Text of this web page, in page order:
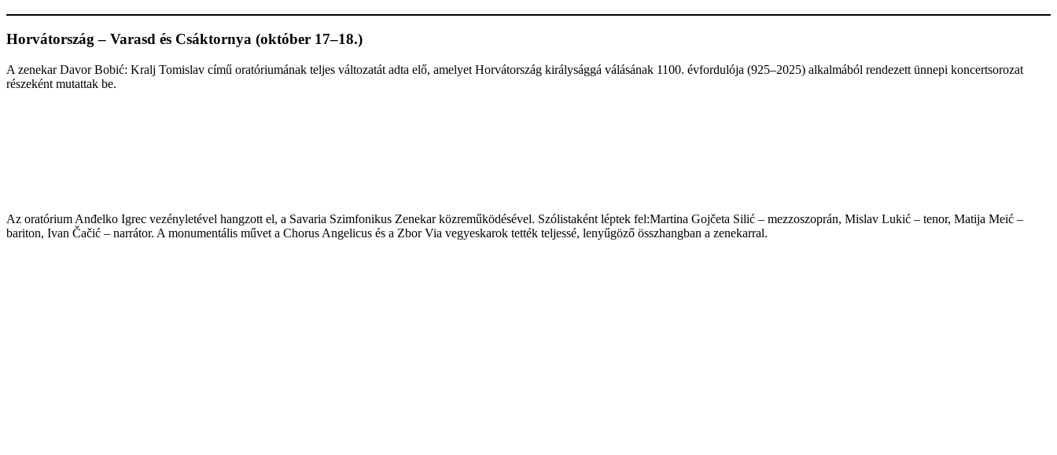
Horvátország – Varasd és Csáktornya (október 17–18.)
A zenekar Davor Bobić: Kralj Tomislav című oratóriumának teljes változatát adta elő, amelyet Horvátország királysággá válásának 1100. évfordulója (925–2025) alkalmából rendezett ünnepi koncertsorozat
részeként mutattak be.
Az oratórium Anđelko Igrec vezényletével hangzott el, a Savaria Szimfonikus Zenekar közreműködésével. Szólistaként léptek fel:Martina Gojčeta Silić – mezzoszoprán, Mislav Lukić – tenor, Matija Meić –
bariton, Ivan Čačić – narrátor. A monumentális művet a Chorus Angelicus és a Zbor Via vegyeskarok tették teljessé, lenyűgöző összhangban a zenekarral.